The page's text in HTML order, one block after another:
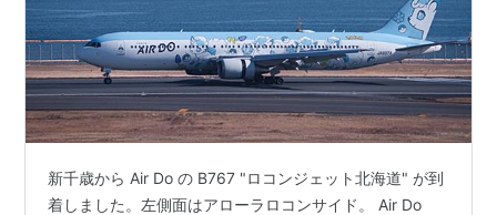
新千歳から Air Do の B767 "ロコンジェット北海道" が到
着しました。左側面はアローラロコンサイド。 Air Do